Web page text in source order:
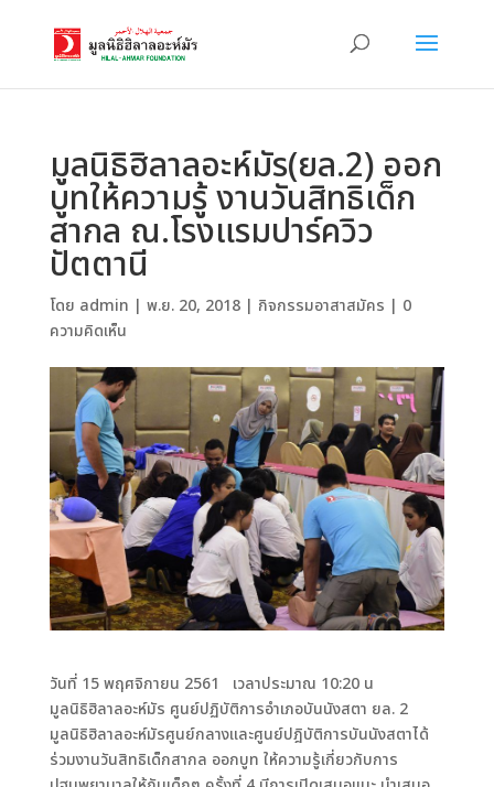
มูลนิธิฮิลาลอะห์มัร(ยล.2) ออก
บูทให้ความรู้ งานวันสิทธิเด็ก
สากล ณ.โรงแรมปาร์ควิว
ปัตตานี
โดย admin | พ.ย. 20, 2018| กิจกรรมอาสาสมัคร | 0
ความคิดเห็น
วันที่ 15 พฤศจิกายน 2561 เวลาประมาณ 10:20 น
มูลนิธิฮิลาลอะห์มัร ศูนย์ปฏิบัติการอำเภอบันนังสตา ยล. 2
มูลนิธิฮิลาลอะห์มัรศูนย์กลางและศูนย์ปฎิบัติการบันนังสตาได้
ร่วมงานวันสิทธิเด็กสากล ออกบูท ให้ความรู้เกี่ยวกับการ